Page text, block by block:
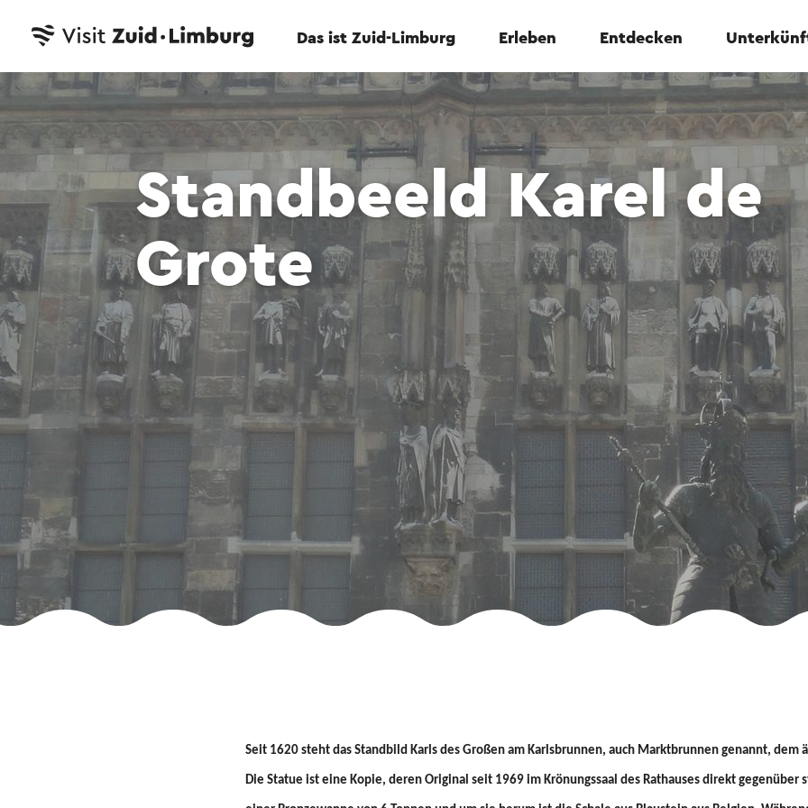
Das ist Zuid-Limburg Erleben Entdecken
Standbeeld Karel de
Grote
Seit 1620 steht das Standbild Karls des Großen am Karlsbrunnen, auch Marktbrunnen genannt, dem
Die Statue ist eine Kopie, deren Original seit 1969 im Krönungssaal des Rathauses direkt gegenüber